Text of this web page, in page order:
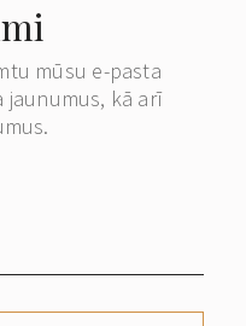
mūsu e-pasta
jaunumus, kā arī